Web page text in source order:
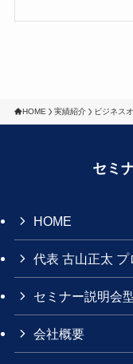
HOME 実績紹介 ビジネス
セミ
HOME
代表 古山正太 プ
セミナー説明会
会社概要